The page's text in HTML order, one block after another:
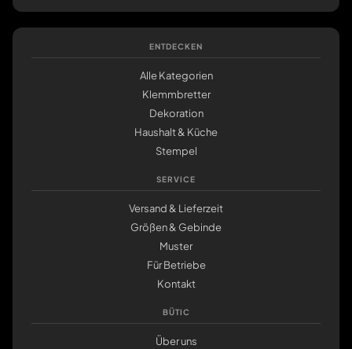
ENTDECKEN
Alle Kategorien
Klemmbretter
Dekoration
Haushalt & Küche
Stempel
SERVICE
Versand & Lieferzeit
Größen & Gebinde
Muster
Für Betriebe
Kontakt
BÜTIC
Über uns